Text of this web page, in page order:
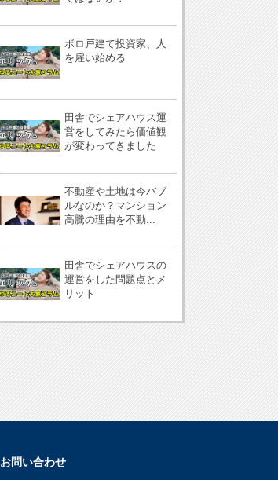
ボロ戸建て投資家、人
を雇い始める
田舎でシェアハウス運
営をしてみたら価値観
が変わってきました
不動産や土地は今バブ
ルなのか？マンション
高騰の理由を不動...
田舎でシェアハウスの
運営をした問題点とメ
リット
お問い合わせ